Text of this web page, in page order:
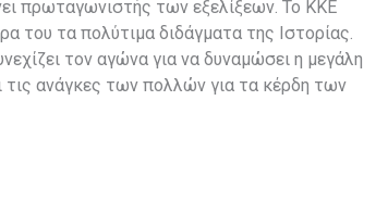
πρωταγωνιστής των εξελίξεων. Το ΚΚΕ
του τα πολύτιμα διδάγματα της Ιστορίας.
τον αγώνα για να δυναμώσει η μεγάλη
τις ανάγκες των πολλών για τα κέρδη των